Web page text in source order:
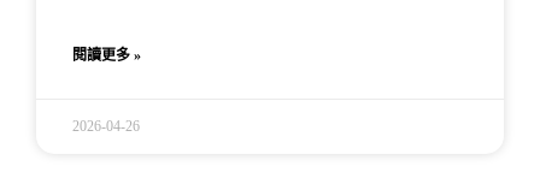
閱讀更多 »
2026-04-26